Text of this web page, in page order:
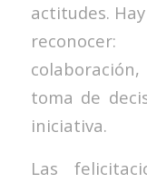
actitudes.
toma de
iniciativa.
Las